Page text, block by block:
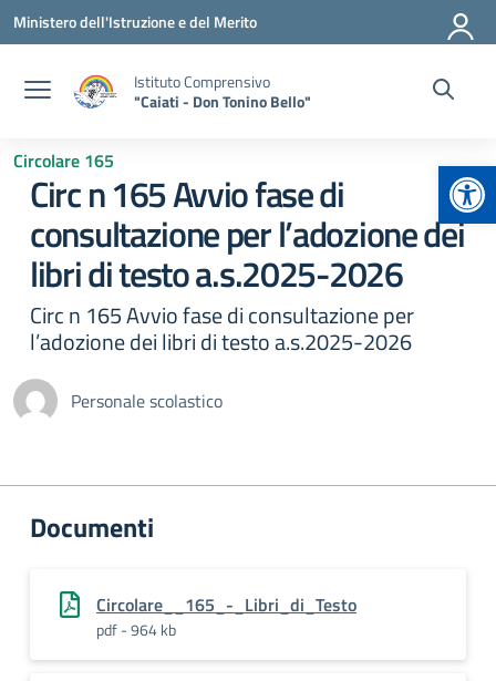
Vai ai contenuti
Vai al menu di navigazione
Vai al footer
Ministero dell'Istruzione e del Merito
Istituto Comprensivo
"Caiati - Don Tonino Bello"
Circolare 165
Circ n 165 Avvio fase di
consultazione per l’adozione dei
libri di testo a.s.2025-2026
Circ n 165 Avvio fase di consultazione per
l’adozione dei libri di testo a.s.2025-2026
Personale scolastico
Documenti
Circolare__165_-_Libri_di_Testo
pdf - 964 kb